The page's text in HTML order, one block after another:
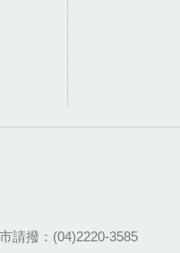
請撥：(04)2220-3585